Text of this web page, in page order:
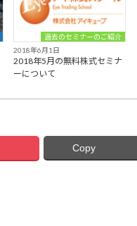
過去のセミナーのご紹介
2018年6月1日
2018年5月の無料株式セミナ
ーについて
Copy